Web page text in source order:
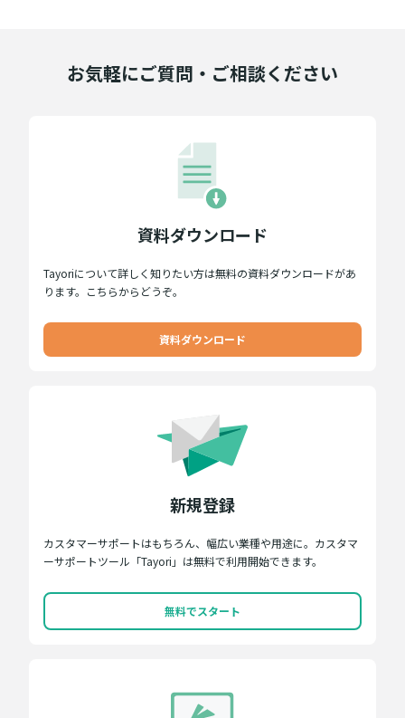
お気軽にご質問・ご相談ください
資料ダウンロード
Tayoriについて詳しく知りたい方は無料の資料ダウンロードがあ
ります。こちらからどうぞ。
資料ダウンロード
新規登録
カスタマーサポートはもちろん、幅広い業種や用途に。カスタマ
ーサポートツール「Tayori」は無料で利用開始できます。
無料でスタート